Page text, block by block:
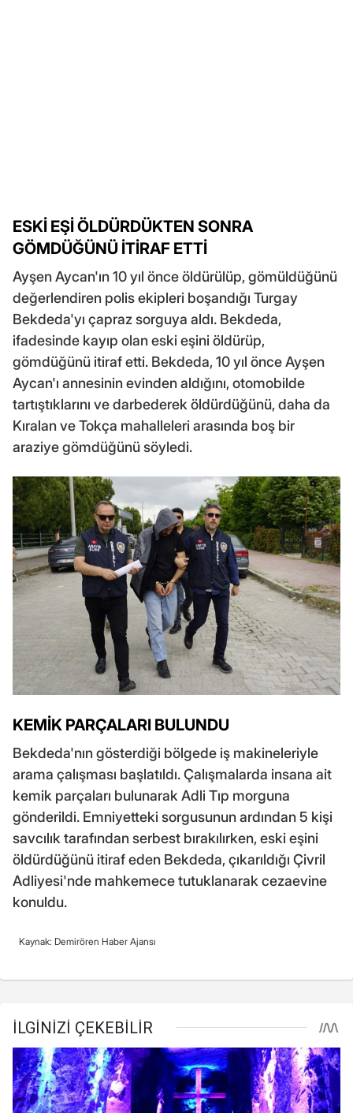
ESKİ EŞİ ÖLDÜRDÜKTEN SONRA
GÖMDÜĞÜNÜ İTİRAF ETTİ
Ayşen Aycan'ın 10 yıl önce öldürülüp, gömüldüğünü
değerlendiren polis ekipleri boşandığı Turgay
Bekdeda'yı çapraz sorguya aldı. Bekdeda,
ifadesinde kayıp olan eski eşini öldürüp,
gömdüğünü itiraf etti. Bekdeda, 10 yıl önce Ayşen
Aycan'ı annesinin evinden aldığını, otomobilde
tartıştıklarını ve darbederek öldürdüğünü, daha da
Kıralan ve Tokça mahalleleri arasında boş bir
araziye gömdüğünü söyledi.
KEMİK PARÇALARI BULUNDU
Bekdeda'nın gösterdiği bölgede iş makineleriyle
arama çalışması başlatıldı. Çalışmalarda insana ait
kemik parçaları bulunarak Adli Tıp morguna
gönderildi. Emniyetteki sorgusunun ardından 5 kişi
savcılık tarafından serbest bırakılırken, eski eşini
öldürdüğünü itiraf eden Bekdeda, çıkarıldığı Çivril
Adliyesi'nde mahkemece tutuklanarak cezaevine
konuldu.
Kaynak: Demirören Haber Ajansı